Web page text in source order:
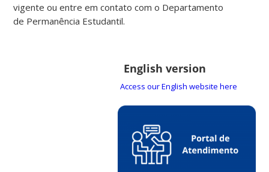
vigente ou entre em contato com o Departamento
de Permanência Estudantil.
English version
Access our English website here